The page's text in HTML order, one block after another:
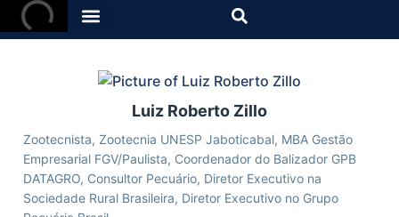
Luiz Roberto Zillo
Zootecnista, Zootecnia UNESP Jaboticabal, MBA Gestão
Empresarial FGV/Paulista, Coordenador do Balizador GPB
DATAGRO, Consultor Pecuário, Diretor Executivo na
Sociedade Rural Brasileira, Diretor Executivo no Grupo